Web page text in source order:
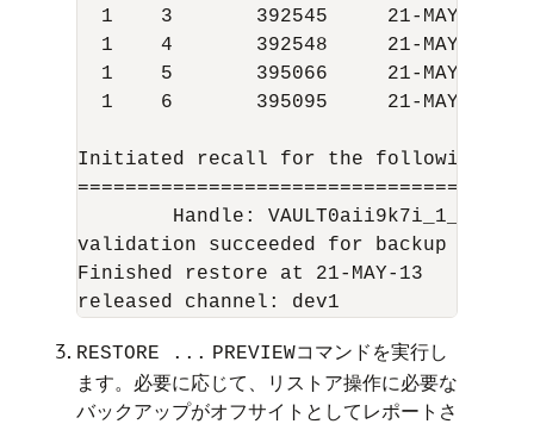
1    3       392545     21-MAY-13
1    4       392548     21-MAY-13
1    5       395066     21-MAY-13
1    6       395095     21-MAY-13
Initiated recall for the following list
Handle: VAULT0aii9k7i_1_1
validation succeeded for backup piece
Finished restore at 21-MAY-13
RESTORE ... PREVIEWコマンドを実行し
ます。必要に応じて、リストア操作に必要な
バックアップがオフサイトとしてレポートさ